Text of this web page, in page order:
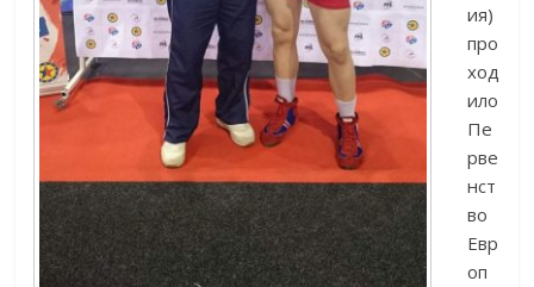
ия)
про
ход
ило
Пе
рве
нст
во
Евр
оп